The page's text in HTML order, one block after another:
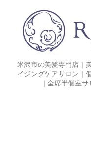
米沢市の美髪専門店｜
イジングケアサロン｜
｜全席半個室